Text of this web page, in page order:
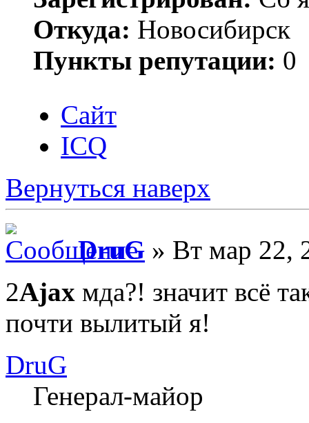
Откуда: Новосибирск
Пункты репутации: 0
Сайт
ICQ
Вернуться наверх
DruG » Вт мар 22,
2Ajax мда?! значит всё
почти вылитый я!
DruG
Генерал-майор